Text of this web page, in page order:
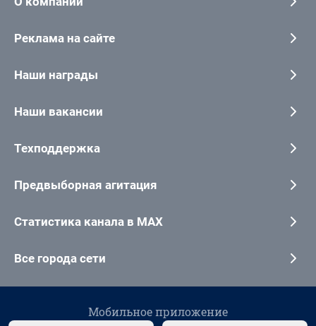
Реклама на сайте
Наши награды
Наши вакансии
Техподдержка
Предвыборная агитация
Статистика канала в MAX
Все города сети
Мобильное приложение